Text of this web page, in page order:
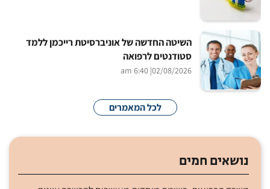
השיטה החדשה של אוניברסיטת רייכמן ללמד
סטודנטים לרפואה
02/08/2026
| 6:40 am
לכל המאמרים
נושאים חמים